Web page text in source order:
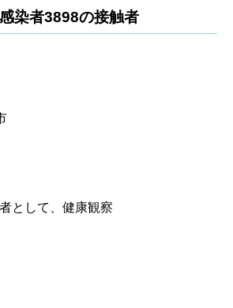
染者3898の接触者
として、健康観察